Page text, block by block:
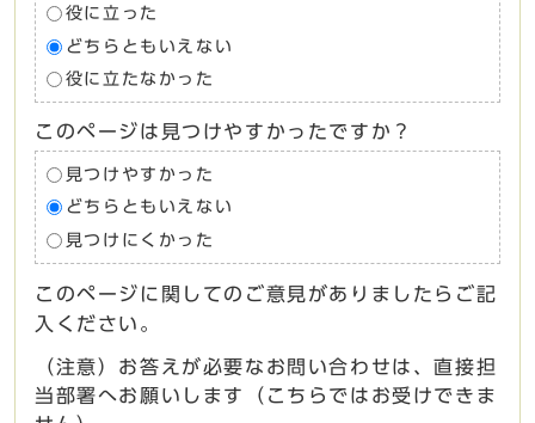
役に立った
どちらともいえない
役に立たなかった
このページは見つけやすかったですか？
見つけやすかった
どちらともいえない
見つけにくかった
このページに関してのご意見がありましたらご記
入ください。
（注意）お答えが必要なお問い合わせは、直接担
当部署へお願いします（こちらではお受けできま